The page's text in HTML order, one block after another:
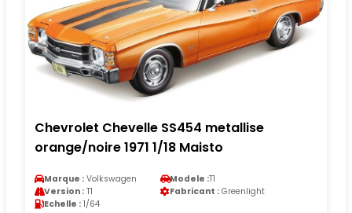
Chevrolet Chevelle SS454 metallise
orange/noire 1971 1/18 Maisto
Marque : Volkswagen Modele :T1
Version : T1 Fabricant : Greenlight
Echelle : 1/64